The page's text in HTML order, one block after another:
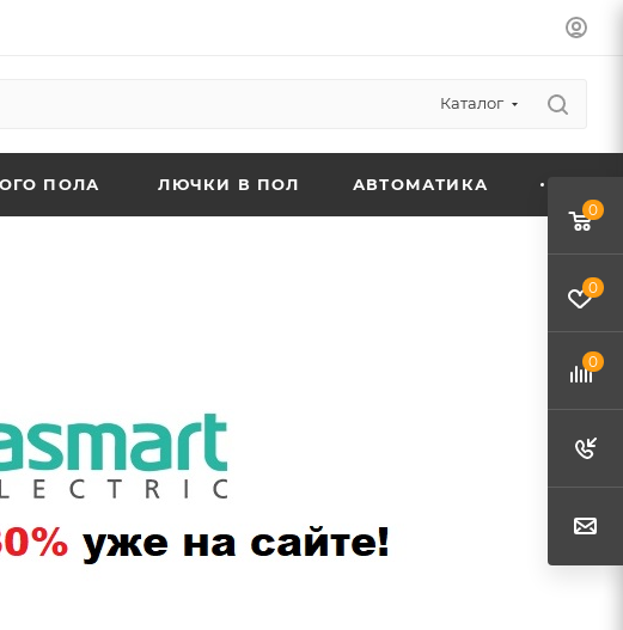
Каталог
ПОЛА ЛЮЧКИ В ПОЛ АВТОМАТИКА
0
0
0